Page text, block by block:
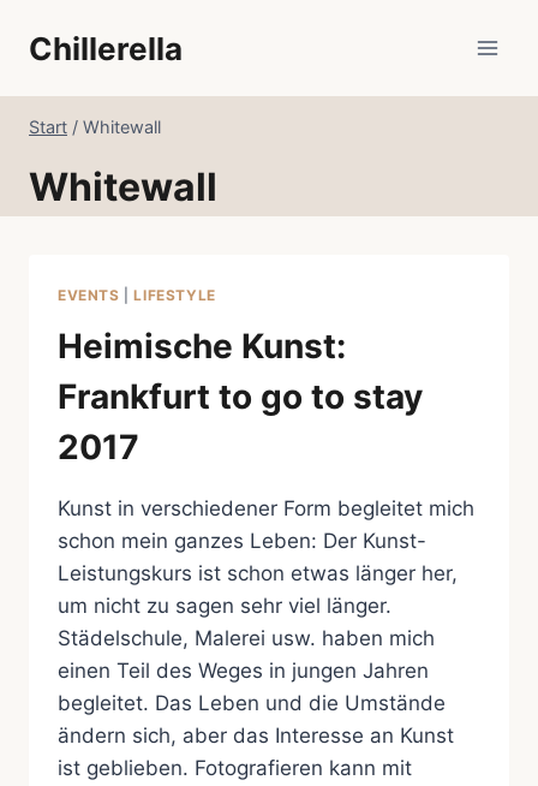
InhaltChillerella
Start / Whitewall
Whitewall
EVENTS |LIFESTYLE
Heimische Kunst:
Frankfurt to go to stay
2017
Kunst in verschiedener Form begleitet mich
schon mein ganzes Leben: Der Kunst-
Leistungskurs ist schon etwas länger her,
um nicht zu sagen sehr viel länger.
Städelschule, Malerei usw. haben mich
einen Teil des Weges in jungen Jahren
begleitet. Das Leben und die Umstände
ändern sich, aber das Interesse an Kunst
ist geblieben. Fotografieren kann mit